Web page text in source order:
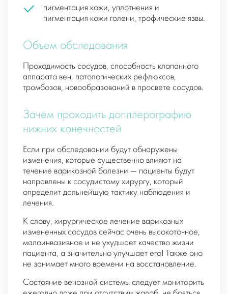
пигментация кожи, уплотнения и
пигментация кожи голени, трофические язвы.
Объем обследования
Проходимость сосудов, способность клапанного
аппарата вен, патологических рефлюксов,
тромбозов, новообразований в просвете сосудов.
Зачем проходить допплерографию
нижних конечностей
Если при обследовании будут обнаружены
изменения, которые существенно влияют на
течение варикозной болезни — пациенты будут
направлены к сосудистому хирургу, который
определит дальнейшую тактику наблюдения и
лечения.
К слову, хирургическое лечение варикозных
измененных сосудов сейчас очень высокоточное,
малоинвазивное и не ухудшает качество жизни
пациента, а значительно улучшает его! Также оно
не занимает много времени на восстановление.
Состояние венозной системы следует мониторить